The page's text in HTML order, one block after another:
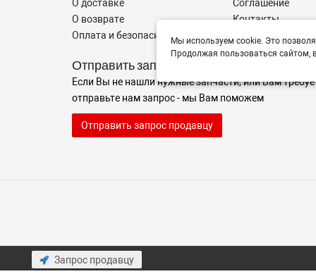
О доставке
О возврате
Оплата и безопасность
Соглашение
Контакты
Информация
Отправить запрос
Если Вы не нашли нужные запчасти, или Вам
отправьте нам запрос - мы Вам поможем
Отправить запрос продавцу
Мы используем cookie. Это
Продолжая пользоваться сайтом,
Запрос продавцу